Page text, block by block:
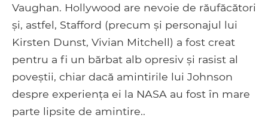
Vaughan. Hollywood are nevoie de răufăcători
și, astfel, Stafford (precum și personajul lui
Kirsten Dunst, Vivian Mitchell) a fost creat
pentru a fi un bărbat alb opresiv și rasist al
poveștii, chiar dacă amintirile lui Johnson
despre experiența ei la NASA au fost în mare
parte lipsite de amintire..